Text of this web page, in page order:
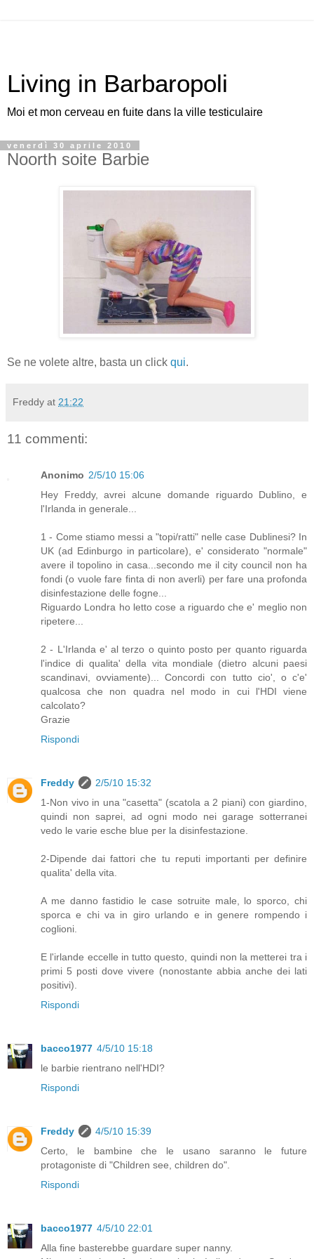
Living in Barbaropoli
Moi et mon cerveau en fuite dans la ville testiculaire
venerdì 30 aprile 2010
Noorth soite Barbie
Se ne volete altre, basta un click qui.
Freddy at 21:22
11 commenti:
Anonimo 2/5/10 15:06
Hey Freddy, avrei alcune domande riguardo Dublino, e
l'Irlanda in generale...
1 - Come stiamo messi a "topi/ratti" nelle case Dublinesi? In
UK (ad Edinburgo in particolare), e' considerato "normale"
avere il topolino in casa...secondo me il city council non ha
fondi (o vuole fare finta di non averli) per fare una profonda
disinfestazione delle fogne...
Riguardo Londra ho letto cose a riguardo che e' meglio non
ripetere...
2 - L'Irlanda e' al terzo o quinto posto per quanto riguarda
l'indice di qualita' della vita mondiale (dietro alcuni paesi
scandinavi, ovviamente)... Concordi con tutto cio', o c'e'
qualcosa che non quadra nel modo in cui l'HDI viene
calcolato?
Grazie
Rispondi
Freddy
2/5/10 15:32
1-Non vivo in una "casetta" (scatola a 2 piani) con giardino,
quindi non saprei, ad ogni modo nei garage sotterranei
vedo le varie esche blue per la disinfestazione.
2-Dipende dai fattori che tu reputi importanti per definire
qualita' della vita.
A me danno fastidio le case sotruite male, lo sporco, chi
sporca e chi va in giro urlando e in genere rompendo i
coglioni.
E l'irlande eccelle in tutto questo, quindi non la metterei tra i
primi 5 posti dove vivere (nonostante abbia anche dei lati
positivi).
Rispondi
bacco1977 4/5/10 15:18
le barbie rientrano nell'HDI?
Rispondi
Freddy
4/5/10 15:39
Certo, le bambine che le usano saranno le future
protagoniste di "Children see, children do".
Rispondi
bacco1977 4/5/10 22:01
Alla fine basterebbe guardare super nanny.